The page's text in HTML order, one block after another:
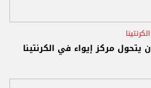
الكرنتينا
يتحول مركز إيواء في الكرنتينا